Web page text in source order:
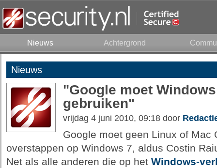
Nieuws Achtergrond
Nieuws
"Google moet
gebruiken"
vrijdag 4 juni 2010, 09:18 door
Google moet geen Linux of Mac
overstappen op Windows 7, aldus Costin
Net als alle anderen die op het Windows-